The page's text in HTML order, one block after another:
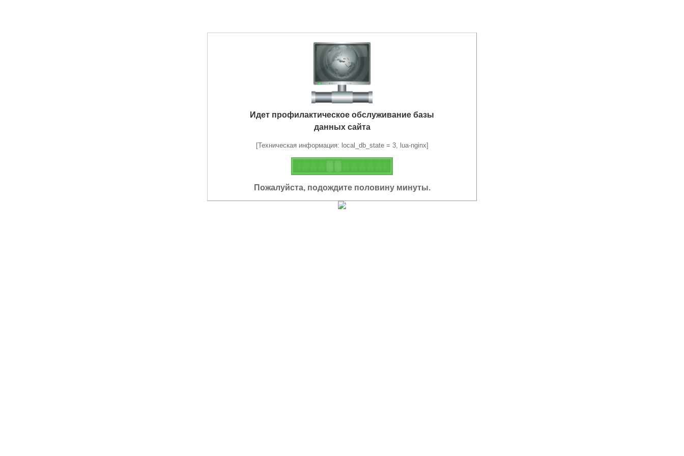
Идет профилактическое обслуживание базы
данных сайта
[Техническая информация: local_db_state = 3, lua-nginx]
Пожалуйста, подождите половину минуты.